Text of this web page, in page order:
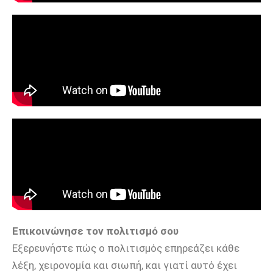
Επικοινώνησε τον πολιτισμό σου
Εξερευνήστε πώς ο πολιτισμός επηρεάζει κάθε
λέξη, χειρονομία και σιωπή, και γιατί αυτό έχει